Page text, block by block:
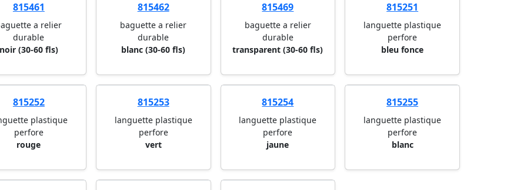
815461
a relier
durable
noir (30-60 fls)
815462
baguette a relier
durable
blanc (30-60 fls)
815469
baguette a relier
durable
transparent (30-60 fls)
815251
languette plastique
perfore
bleu fonce
815252
plastique
perfore
rouge
815253
languette plastique
perfore
vert
815254
languette plastique
perfore
jaune
815255
languette plastique
perfore
blanc